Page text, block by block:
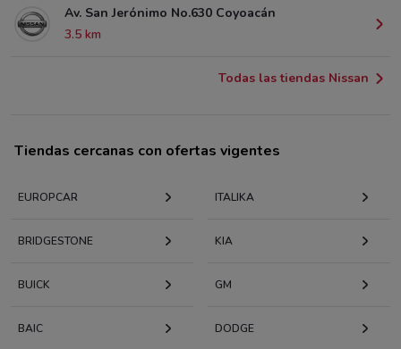
Av. San Jerónimo No.630 Coyoacán
3.5 km
Todas las tiendas Nissan
Tiendas cercanas con ofertas vigentes
EUROPCAR ITALIKA
BRIDGESTONE KIA
BUICK GM
BAIC DODGE